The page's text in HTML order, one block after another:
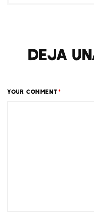
Deja
YOUR COMMENT *